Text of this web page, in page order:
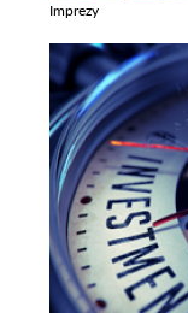
Imprezy